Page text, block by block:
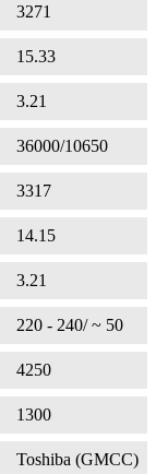
3271
15.33
3.21
36000/10650
3317
14.15
3.21
220 - 240/ ~ 50
4250
1300
Toshiba (GMCC)